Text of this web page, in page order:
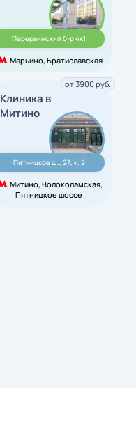
Перервинский б-р 4к1
Марьино, Братиславская
Клиника в
Митино
Пятницкое ш., 27, к. 2
Митино, Волоколамская,
Пятницкое шоссе
от 3900 руб.